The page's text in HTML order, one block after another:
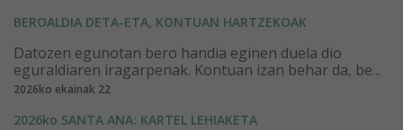
BEROALDIA DETA-ETA, KONTUAN HARTZEKOAK
Datozen egunotan bero handia eginen duela dio
eguraldiaren iragarpenak. Kontuan izan behar da, be...
2026ko ekainak 22
2026ko SANTA ANA: KARTEL LEHIAKETA